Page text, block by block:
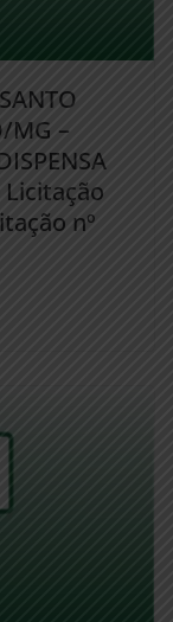
MG –
Licitação
nº